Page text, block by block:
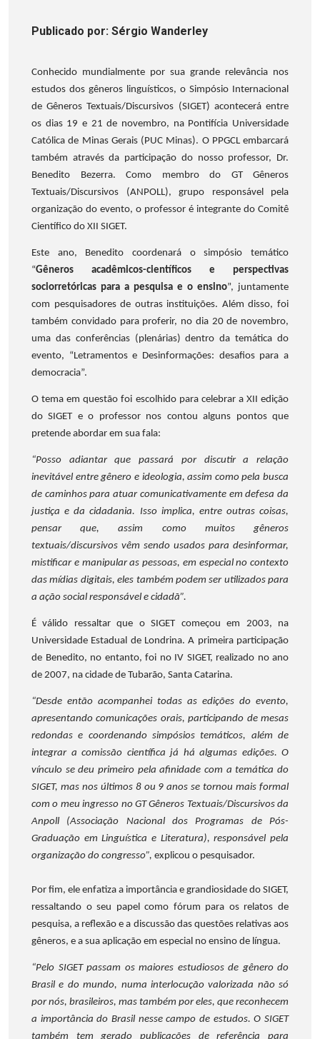
Publicado por: Sérgio Wanderley
Conhecido mundialmente por sua grande relevância nos
estudos dos gêneros linguísticos, o Simpósio Internacional
de Gêneros Textuais/Discursivos (SIGET) acontecerá entre
os dias 19 e 21 de novembro, na Pontifícia Universidade
Católica de Minas Gerais (PUC Minas). O PPGCL embarcará
também através da participação do nosso professor, Dr.
Benedito Bezerra. Como membro do GT Gêneros
Textuais/Discursivos (ANPOLL), grupo responsável pela
organização do evento, o professor é integrante do Comitê
Científico do XII SIGET.
Este ano, Benedito coordenará o simpósio temático
“Gêneros acadêmicos-científicos e perspectivas
sociorretóricas para a pesquisa e o ensino”, juntamente
com pesquisadores de outras instituições. Além disso, foi
também convidado para proferir, no dia 20 de novembro,
uma das conferências (plenárias) dentro da temática do
evento, “Letramentos e Desinformações: desafios para a
democracia”.
O tema em questão foi escolhido para celebrar a XII edição
do SIGET e o professor nos contou alguns pontos que
pretende abordar em sua fala:
“Posso adiantar que passará por discutir a relação
inevitável entre gênero e ideologia, assim como pela busca
de caminhos para atuar comunicativamente em defesa da
justiça e da cidadania. Isso implica, entre outras coisas,
pensar que, assim como muitos gêneros
textuais/discursivos vêm sendo usados para desinformar,
mistificar e manipular as pessoas, em especial no contexto
das mídias digitais, eles também podem ser utilizados para
a ação social responsável e cidadã”.
É válido ressaltar que o SIGET começou em 2003, na
Universidade Estadual de Londrina. A primeira participação
de Benedito, no entanto, foi no IV SIGET, realizado no ano
de 2007, na cidade de Tubarão, Santa Catarina.
“Desde então acompanhei todas as edições do evento,
apresentando comunicações orais, participando de mesas
redondas e coordenando simpósios temáticos, além de
integrar a comissão científica já há algumas edições. O
vínculo se deu primeiro pela afinidade com a temática do
SIGET, mas nos últimos 8 ou 9 anos se tornou mais formal
com o meu ingresso no GT Gêneros Textuais/Discursivos da
Anpoll (Associação Nacional dos Programas de Pós-
Graduação em Linguística e Literatura), responsável pela
organização do congresso”, explicou o pesquisador.
Por fim, ele enfatiza a importância e grandiosidade do SIGET,
ressaltando o seu papel como fórum para os relatos de
pesquisa, a reflexão e a discussão das questões relativas aos
gêneros, e a sua aplicação em especial no ensino de língua.
“Pelo SIGET passam os maiores estudiosos de gênero do
Brasil e do mundo, numa interlocução valorizada não só
por nós, brasileiros, mas também por eles, que reconhecem
a importância do Brasil nesse campo de estudos. O SIGET
também tem gerado publicações de referência para